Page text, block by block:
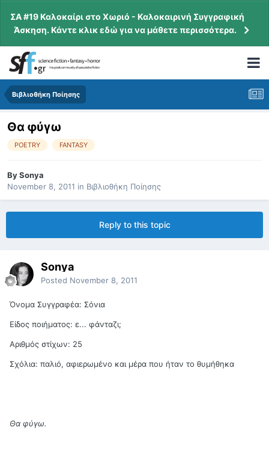
ΣΑ #19 Καλοκαίρι στο Χωριό - Καλοκαιρινή Συγγραφική
Άσκηση. Κάντε κλικ εδώ για να μάθετε περισσότερα.
Βιβλιοθήκη Ποίησης
Θα φύγω
POETRY FANTASY
BySonya
November 8, 2011 in Βιβλιοθήκη Ποίησης
Reply to this topic
Sonya
Posted November 8, 2011
Όνομα Συγγραφέα: Σόνια
Είδος ποιήματος: ε... φάνταζι;
Αριθμός στίχων: 25
Σχόλια: παλιό, αφιερωμένο και μέρα που ήταν το θυμήθηκα
Θα φύγω.